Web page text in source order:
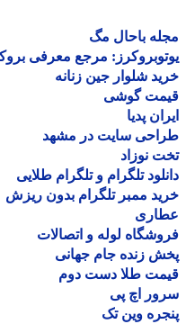
باحال مگ
مرجع معرفی بروکرها
شلوار جین زنانه
گوشی
پدیا
سایت در مشهد
نوزاد
تلگرام و تلگرام طلایی
ممبر تلگرام بدون ریزش
لوله و اتصالات
زنده جام جهانی
طلا دست دوم
اچ پی
وین تک